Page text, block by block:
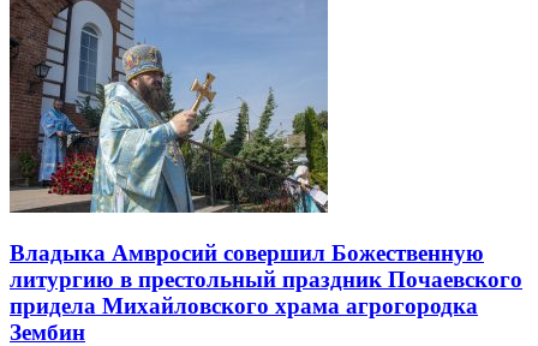
Владыка Амвросий совершил Божественную
литургию в престольный праздник Почаевского
придела Михайловского храма агрогородка
Зембин